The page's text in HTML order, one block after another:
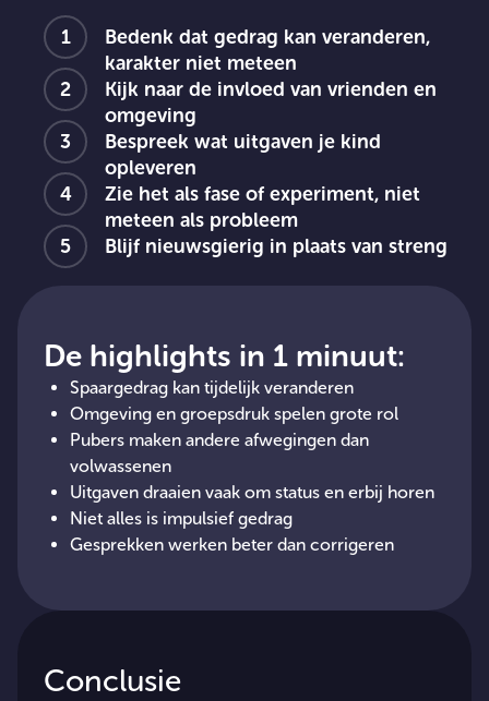
Bedenk dat gedrag kan veranderen,
karakter niet meteen
Kijk naar de invloed van vrienden en
omgeving
Bespreek wat uitgaven je kind
opleveren
Zie het als fase of experiment, niet
meteen als probleem
Blijf nieuwsgierig in plaats van streng
De highlights in 1 minuut:
Spaargedrag kan tijdelijk veranderen
Omgeving en groepsdruk spelen grote rol
Pubers maken andere afwegingen dan
volwassenen
Uitgaven draaien vaak om status en erbij horen
Niet alles is impulsief gedrag
Gesprekken werken beter dan corrigeren
Conclusie